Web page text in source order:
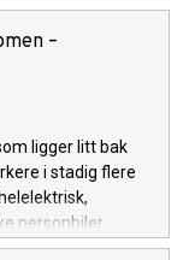
ting – de
kan lære av
denne planen
prioritereringer
mobilitet i Oslo
–
ligger litt bak
i stadig flere
personbiler,
tar nye